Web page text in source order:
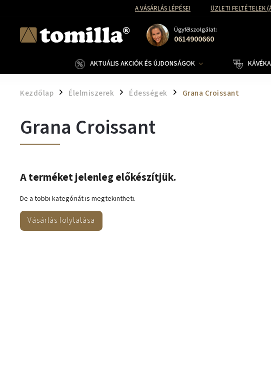
A VÁSÁRLÁS LÉPÉSEI ÜZLETI FELTÉTELEK
Ügyfélszolgálat:
0614900660
AKTUÁLIS AKCIÓK ÉS ÚJDONSÁGOK
Kezdőlap / Élelmiszerek / Édességek / Grana Croissant
Grana Croissant
A terméket jelenleg előkészítjük.
De a többi kategóriát is megtekintheti.
Vásárlás folytatása